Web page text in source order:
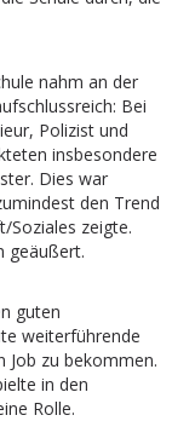
nahm an der
Bei
Polizist und
insbesondere
Dies war
den Trend
Soziales zeigte.
geäußert.
guten
weiterführende
Job zu bekommen.
in den
Rolle.